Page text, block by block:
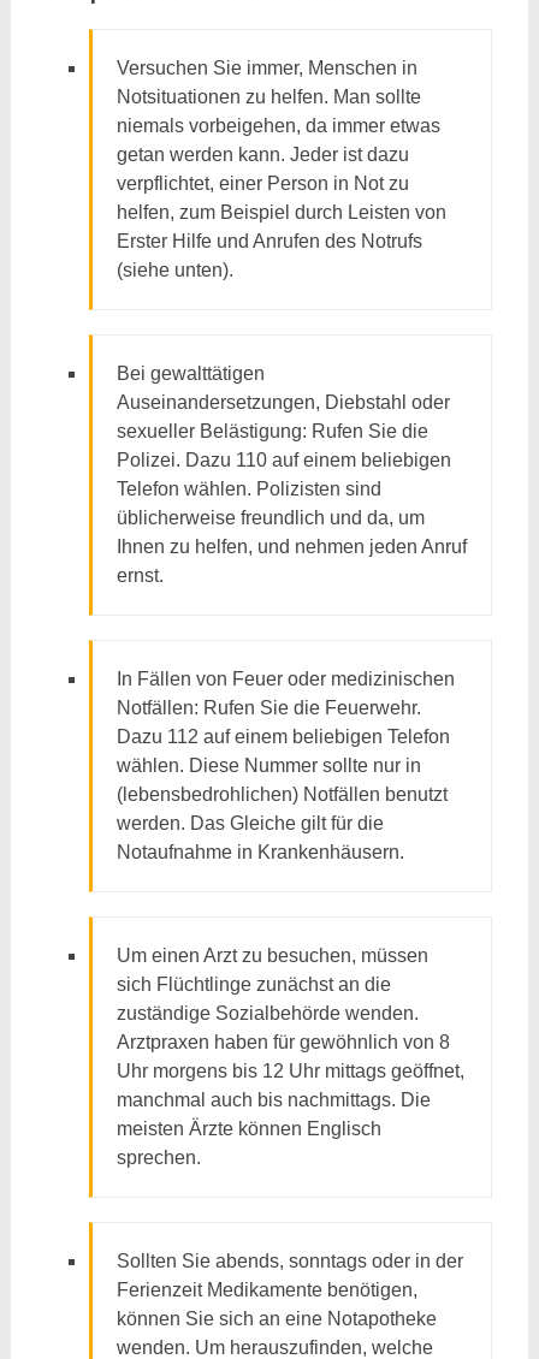
Versuchen Sie immer, Menschen in
Notsituationen zu helfen. Man sollte
niemals vorbeigehen, da immer etwas
getan werden kann. Jeder ist dazu
verpflichtet, einer Person in Not zu
helfen, zum Beispiel durch Leisten von
Erster Hilfe und Anrufen des Notrufs
(siehe unten).
Bei gewalttätigen
Auseinandersetzungen, Diebstahl oder
sexueller Belästigung: Rufen Sie die
Polizei. Dazu 110 auf einem beliebigen
Telefon wählen. Polizisten sind
üblicherweise freundlich und da, um
Ihnen zu helfen, und nehmen jeden Anruf
ernst.
In Fällen von Feuer oder medizinischen
Notfällen: Rufen Sie die Feuerwehr.
Dazu 112 auf einem beliebigen Telefon
wählen. Diese Nummer sollte nur in
(lebensbedrohlichen) Notfällen benutzt
werden. Das Gleiche gilt für die
Notaufnahme in Krankenhäusern.
Um einen Arzt zu besuchen, müssen
sich Flüchtlinge zunächst an die
zuständige Sozialbehörde wenden.
Arztpraxen haben für gewöhnlich von 8
Uhr morgens bis 12 Uhr mittags geöffnet,
manchmal auch bis nachmittags. Die
meisten Ärzte können Englisch
sprechen.
Sollten Sie abends, sonntags oder in der
Ferienzeit Medikamente benötigen,
können Sie sich an eine Notapotheke
wenden. Um herauszufinden, welche